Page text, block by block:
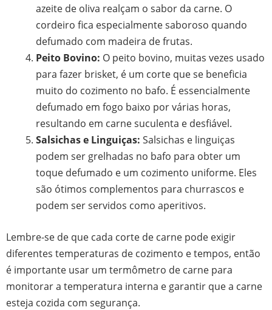
azeite de oliva realçam o sabor da carne. O
cordeiro fica especialmente saboroso quando
defumado com madeira de frutas.
Peito Bovino: O peito bovino, muitas vezes usado
para fazer brisket, é um corte que se beneficia
muito do cozimento no bafo. É essencialmente
defumado em fogo baixo por várias horas,
resultando em carne suculenta e desfiável.
Salsichas e Linguiças: Salsichas e linguiças
podem ser grelhadas no bafo para obter um
toque defumado e um cozimento uniforme. Eles
são ótimos complementos para churrascos e
podem ser servidos como aperitivos.
Lembre-se de que cada corte de carne pode exigir
diferentes temperaturas de cozimento e tempos, então
é importante usar um termômetro de carne para
monitorar a temperatura interna e garantir que a carne
esteja cozida com segurança.